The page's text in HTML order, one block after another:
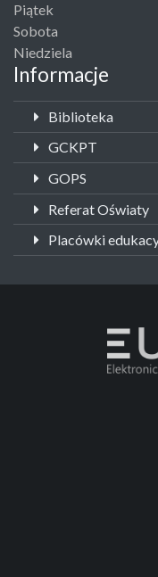
Piątek
Sobota
Niedziela
Informacje
Biblioteka
GCKPT
GOPS
Referat Oświaty
Placówki